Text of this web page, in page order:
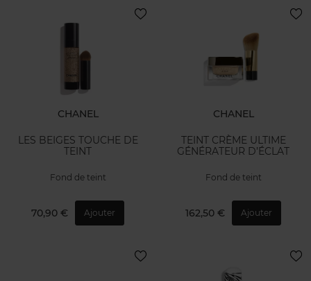
CHANEL
LES BEIGES TOUCHE DE
TEINT
Fond de teint
70,90 € Ajouter
CHANEL
TEINT CRÈME ULTIME
GÉNÉRATEUR D’ÉCLAT
Fond de teint
162,50 € Ajouter